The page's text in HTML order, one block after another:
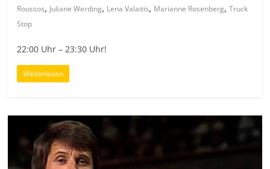
Roussos, Juliane Werding, Lena Valaitis, Marianne Rosenberg,Truck
Stop
22:00 Uhr – 23:30 Uhr!
Weiterlesen